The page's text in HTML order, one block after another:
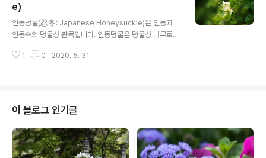
끼꽃목 └ 연복초과 └ 산분꽃나무속 └ 가막살나무 다른이
름 가막살나무, Linden Viburnum 열매: 해아권두(孩兒
拳頭) - 구충작용, 진통, 소염, 종기, 어혈, 타박상 치료 줄
중국 동남부, 일본, 대만 "가막살나무(Viburnum di..
e)
인동덩굴(忍冬: Japanese Honeysuckle)은 인동과
인동속의 덩굴성 관목입니다. 인동덩굴은 덩굴성 나무로
여 지어진 이름이라고 합니다. 겨울동안 잎이 떨어지지 않
4 분류 식물계 └ 속씨식물문 └ 쌍떡잎식물강 └ 산토끼꽃
목 └ 인동과 └ 인동속 └ 인동덩굴 다른이름 눙박나무, 이
화, 인동(忍冬), 겨우살이덩굴, 인동초, 금은화(金銀花),
로옹수, 로사등 Japanese Honeysuckle, 금은화(金銀
花) : 금(노랑)색, 은(흰)색 꽃이 같..
1 0 2020. 5. 31.
이 블로그 인기글